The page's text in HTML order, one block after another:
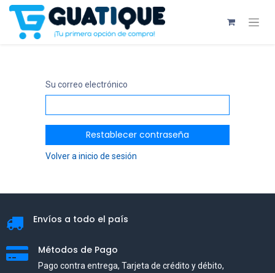
Su correo electrónico
Restablecer contraseña
Volver a inicio de sesión
Envíos a todo el país
Métodos de Pago
Pago contra entrega, Tarjeta de crédito y débito,